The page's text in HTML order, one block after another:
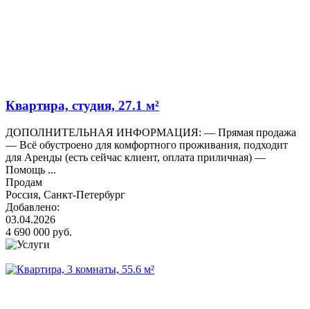
Квартира, студия, 27.1 м²
ДОПОЛНИТЕЛЬНАЯ ИНФОРМАЦИЯ: — Прямая продажа
— Всё обустроено для комфортного проживания, подходит
для Аренды (есть сейчас клиент, оплата приличная) —
Помощь ...
Продам
Россия, Санкт-Петербург
Добавлено:
03.04.2026
4 690 000 руб.